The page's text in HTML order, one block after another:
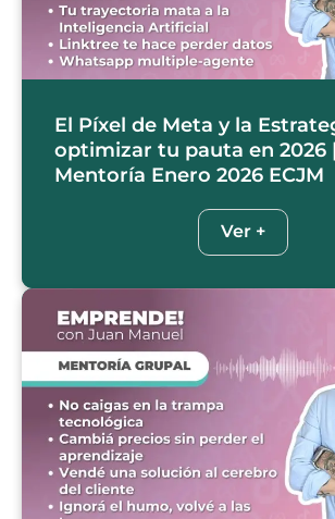
El Píxel de Meta y la
optimizar tu pauta en 2026 |
Mentoría Enero 2026 ECJM
Ver +